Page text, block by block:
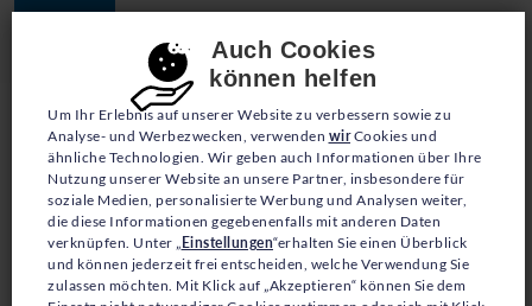
Consent-Einstellungen
Auch Cookies
können helfen
Um Ihr Erlebnis auf unserer Website zu verbessern sowie zu
Analyse- und Werbezwecken, verwenden wirCookies und
ähnliche Technologien. Wir geben auch Informationen über Ihre
Nutzung unserer Website an unsere Partner, insbesondere für
soziale Medien, personalisierte Werbung und Analysen weiter,
die diese Informationen gegebenenfalls mit anderen Daten
verknüpfen. Unter „ Einstellungen“erhalten Sie einen Überblick
und können jederzeit frei entscheiden, welche Verwendung Sie
zulassen möchten. Mit Klick auf „Akzeptieren“ können Sie dem
JETZT SPENDEN
PRESSE